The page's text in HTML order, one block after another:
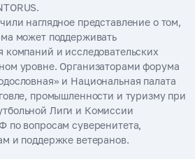
наглядное представление о том,
может поддерживать
компаний и исследовательских
уровне. Организаторами форума
и Национальная палата
промышленности и туризму при
Лиги и Комиссии
по вопросам суверенитета,
и поддержке ветеранов.